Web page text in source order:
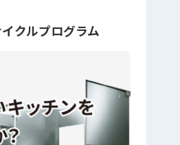
クルプログラム